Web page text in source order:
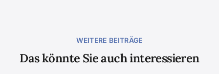
WEITERE BEITRÄGE
Das könnte Sie auch interessieren